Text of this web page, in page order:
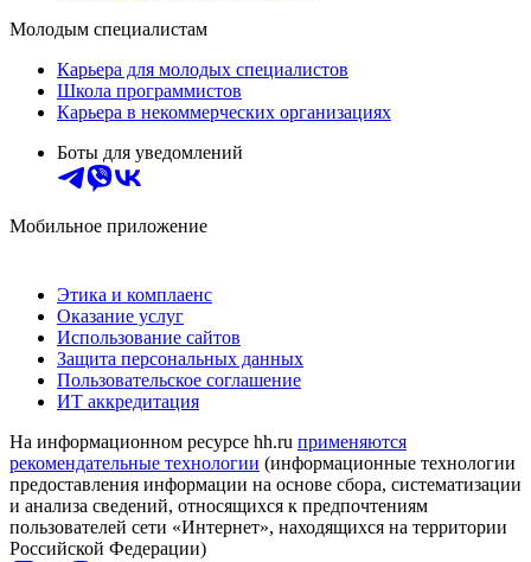
Молодым специалистам
Карьера для молодых специалистов
Школа программистов
Карьера в некоммерческих организациях
Боты для уведомлений
Мобильное приложение
Этика и комплаенс
Оказание услуг
Использование сайтов
Защита персональных данных
Пользовательское соглашение
ИТ аккредитация
На информационном ресурсе hh.ru применяются
рекомендательные технологии (информационные технологии
предоставления информации на основе сбора, систематизации
и анализа сведений, относящихся к предпочтениям
пользователей сети «Интернет», находящихся на территории
Российской Федерации)